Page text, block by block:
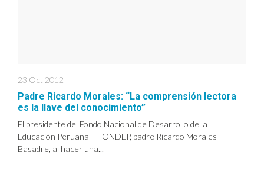
23 Oct 2012
Padre Ricardo Morales: “La comprensión lectora
es la llave del conocimiento”
El presidente del Fondo Nacional de Desarrollo de la
Educación Peruana – FONDEP, padre Ricardo Morales
Basadre, al hacer una...